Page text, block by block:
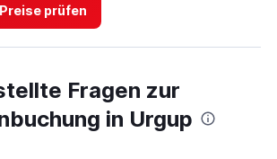
Preise prüfen
Fragen zur
in Urgup